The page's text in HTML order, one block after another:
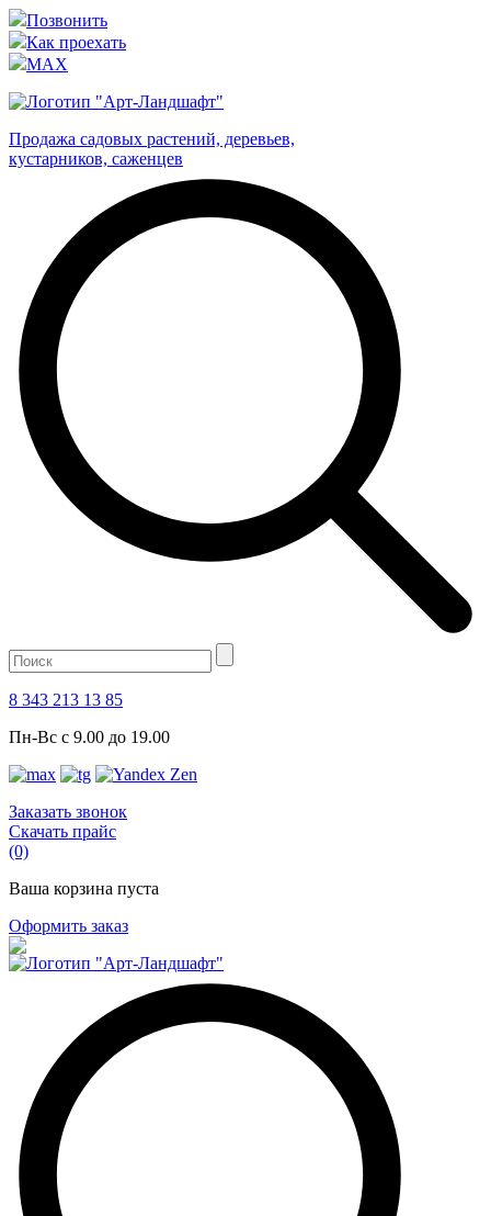
Позвонить
Как проехать
MAX
Продажа садовых растений, деревьев,
кустарников, саженцев
8 343 213 13 85
Пн-Вс с 9.00 до 19.00
Заказать звонок
Скачать прайс
(0)
Ваша корзина пуста
Оформить заказ